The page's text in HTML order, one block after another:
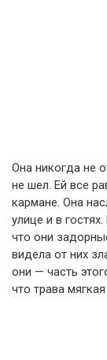
Она никогда не
не шел. Ей все
кармане. Она
улице и в
что они
видела от них
они — часть
что трава